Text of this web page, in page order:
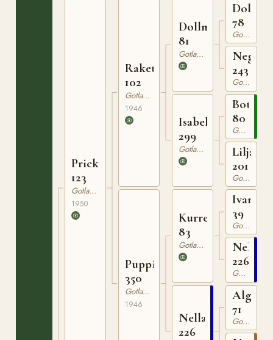
Prick
123
Gotlandsruss
1950
Raketen
102
Gotlandsruss
1946
Puppi
350
Gotlandsruss
1946
Dollman
81
Gotlandsruss
Isabella
299
Gotlandsruss
Kurre
83
Gotlandsruss
Nella
226
Dolle
78
Gotlandsruss
Nego
243
Gotlandsruss
Botajr
80
Gotlandsruss
Liljan
201
Gotlandsruss
Ivan
39
Gotlandsruss
Nella
226
Gotlandsruss
Algo
71
Gotlandsruss